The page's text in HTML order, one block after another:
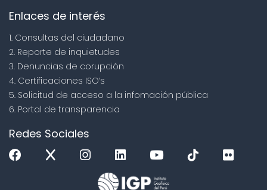
Enlaces de interés
1. Consultas del ciudadano
2. Reporte de inquietudes
3. Denuncias de corupción
4. Certificaciones ISO’s
5. Solicitud de acceso a la infomación pública
6. Portal de transparencia
Redes Sociales